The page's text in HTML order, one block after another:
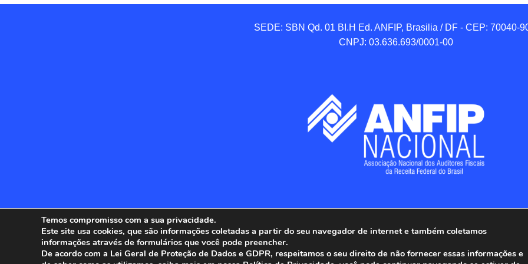
SEDE: SBN Qd. 01 BI.H Ed. ANFIP, Brasilia / DF - CEP: 70040-
CNPJ: 03.636.693/0001-00
ANFIP - Associação Nacional dos Auditores Fiscais da Receita Federal
Temos compromisso com a sua privacidade.
Este site usa cookies, que são informações coletadas a partir do seu navegador de internet e também coletamos
informações através de formulários que você pode preencher.
De acordo com a Lei Geral de Proteção de Dados e GDPR, respeitamos o seu direito de não fornecer essas informações e